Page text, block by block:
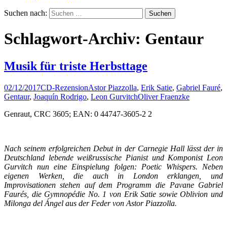
Suchen nach:
Schlagwort-Archiv: Gentaur
Musik für triste Herbsttage
02/12/2017CD-RezensionAstor Piazzolla, Erik Satie, Gabriel Fauré,
Gentaur, Joaquín Rodrigo, Leon GurvitchOliver Fraenzke
Genraut, CRC 3605; EAN: 0 44747-3605-2 2
Nach seinem erfolgreichen Debut in der Carnegie Hall lässt der in
Deutschland lebende weißrussische Pianist und Komponist Leon
Gurvitch nun eine Einspielung folgen: Poetic Whispers. Neben
eigenen Werken, die auch in London erklangen, und
Improvisationen stehen auf dem Programm die Pavane Gabriel
Faurés, die Gymnopédie No. 1 von Erik Satie sowie Oblivion und
Milonga del Ángel aus der Feder von Astor Piazzolla.